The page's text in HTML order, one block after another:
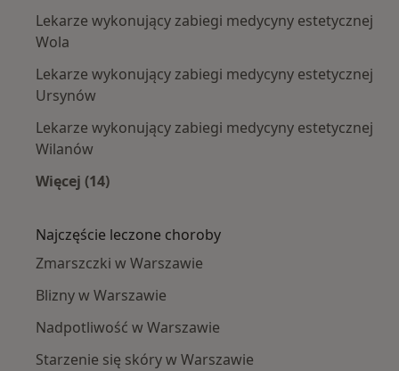
Lekarze wykonujący zabiegi medycyny estetycznej
Wola
Lekarze wykonujący zabiegi medycyny estetycznej
Ursynów
Lekarze wykonujący zabiegi medycyny estetycznej
Wilanów
Więcej (14)
Najczęście leczone choroby
Zmarszczki w Warszawie
Blizny w Warszawie
Nadpotliwość w Warszawie
Starzenie się skóry w Warszawie